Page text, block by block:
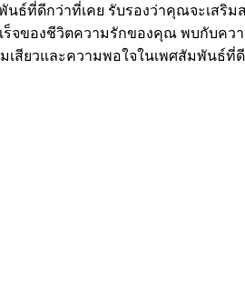
ที่ดีกว่าที่เคย รับรองว่าคุณจะเสริม
ร็จของชีวิตความรักของคุณ พบกับคว
เสียวและความพอใจในเพศสัมพันธ์ที่